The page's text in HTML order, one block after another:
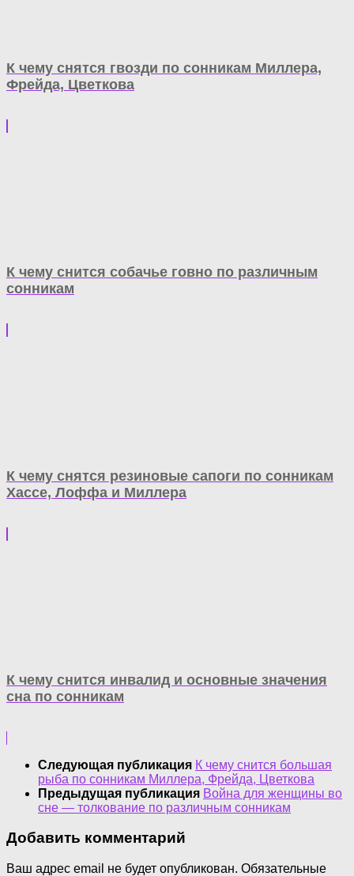
К чему снятся гвозди по сонникам Миллера,
Фрейда, Цветкова
К чему снится собачье говно по различным
сонникам
К чему снятся резиновые сапоги по сонникам
Хассе, Лоффа и Миллера
К чему снится инвалид и основные значения
сна по сонникам
Следующая публикация К чему снится большая
рыба по сонникам Миллера, Фрейда, Цветкова
Предыдущая публикация Война для женщины во
сне — толкование по различным сонникам
Добавить комментарий
Ваш адрес email не будет опубликован. Обязательные